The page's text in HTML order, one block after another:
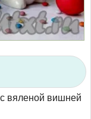
вяленой вишней